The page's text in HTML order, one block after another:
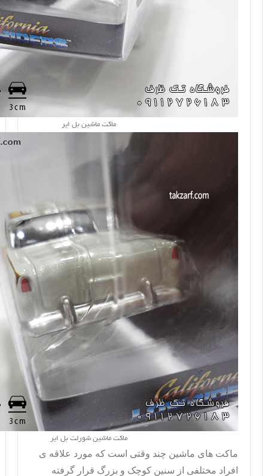
ماکت ماشین بل ایر
ماکت ماشین شورلت بل ایر
ماکت های ماشین چند وقتی است که مورد علاقه ی
افراد مختلفی از سنین کوچک و بزرگ قرار گرفته